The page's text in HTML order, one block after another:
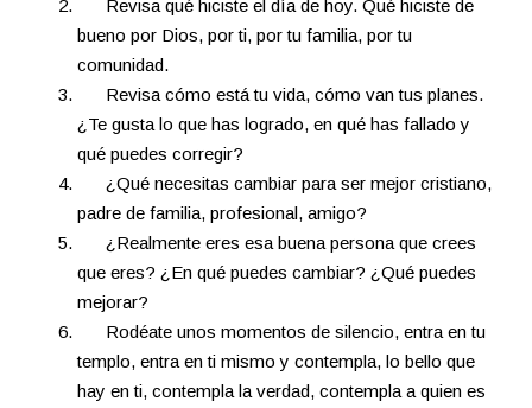
Revisa qué hiciste el día de hoy. Qué hiciste de
bueno por Dios, por ti, por tu familia, por tu
comunidad.
Revisa cómo está tu vida, cómo van tus planes.
¿Te gusta lo que has logrado, en qué has fallado y
qué puedes corregir?
¿Qué necesitas cambiar para ser mejor cristiano,
padre de familia, profesional, amigo?
¿Realmente eres esa buena persona que crees
que eres? ¿En qué puedes cambiar? ¿Qué puedes
mejorar?
Rodéate unos momentos de silencio, entra en tu
templo, entra en ti mismo y contempla, lo bello que
hay en ti, contempla la verdad, contempla a quien es